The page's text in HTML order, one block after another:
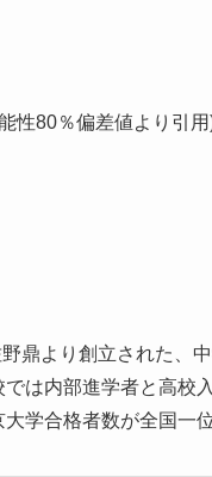
性80％偏差値より引
鼎より創立された、
は内部進学者と高校
学合格者数が全国一